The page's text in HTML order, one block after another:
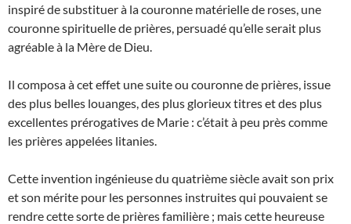
inspiré de substituer à la couronne matérielle de roses, une
couronne spirituelle de prières, persuadé qu’elle serait plus
agréable à la Mère de Dieu.
Il composa à cet effet une suite ou couronne de prières, issue
des plus belles louanges, des plus glorieux titres et des plus
excellentes prérogatives de Marie : c’était à peu près comme
les prières appelées litanies.
Cette invention ingénieuse du quatrième siècle avait son prix
et son mérite pour les personnes instruites qui pouvaient se
rendre cette sorte de prières familière ; mais cette heureuse